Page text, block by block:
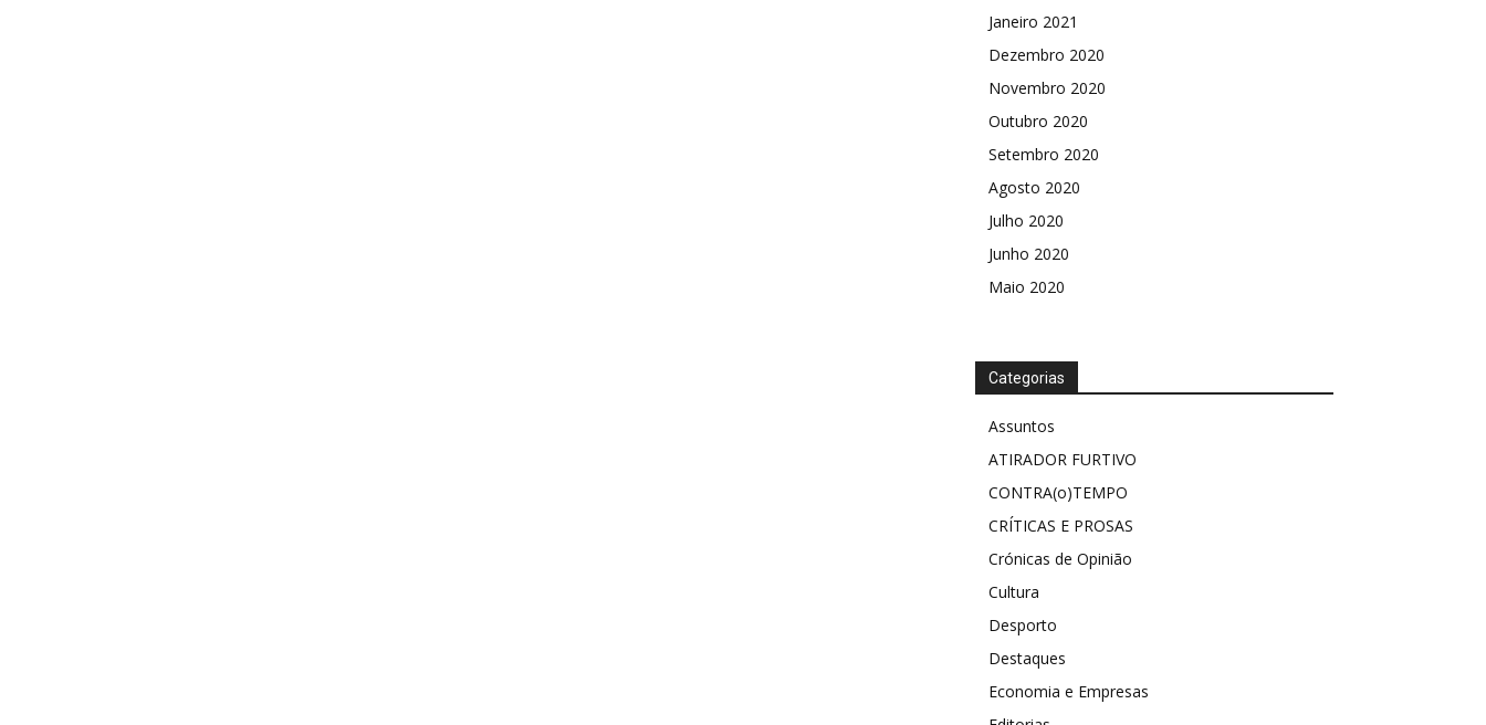
Janeiro 2021
Dezembro 2020
Novembro 2020
Outubro 2020
Setembro 2020
Agosto 2020
Julho 2020
Junho 2020
Maio 2020
Categorias
Assuntos
ATIRADOR FURTIVO
CONTRA(o)TEMPO
CRÍTICAS E PROSAS
Crónicas de Opinião
Cultura
Desporto
Destaques
Economia e Empresas